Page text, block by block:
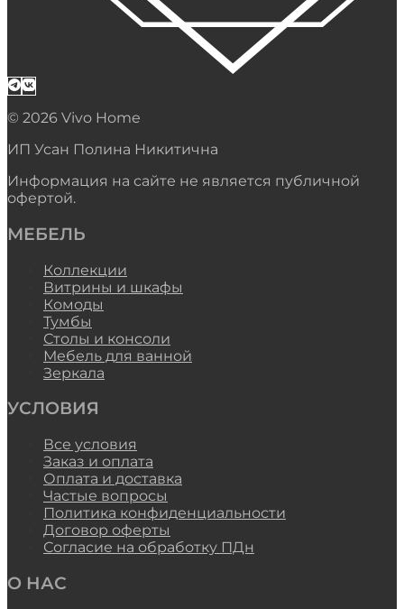
© 2026 Vivo Home
ИП Усан Полина Никитична
Информация на сайте не является публичной
офертой.
МЕБЕЛЬ
Коллекции
Витрины и шкафы
Комоды
Тумбы
Столы и консоли
Мебель для ванной
Зеркала
УСЛОВИЯ
Все условия
Заказ и оплата
Оплата и доставка
Частые вопросы
Политика конфиденциальности
Договор оферты
Согласие на обработку ПДн
О НАС